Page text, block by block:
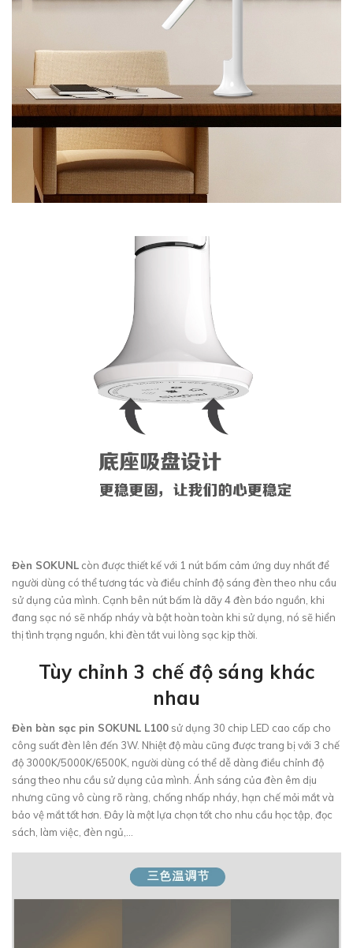
Đèn SOKUNL còn được thiết kế với 1 nút bấm cảm ứng duy nhất để
người dùng có thể tương tác và điều chỉnh độ sáng đèn theo nhu cầu
sử dụng của mình. Cạnh bên nút bấm là dãy 4 đèn báo nguồn, khi
đang sạc nó sẽ nhấp nháy và bật hoàn toàn khi sử dụng, nó sẽ hiển
thị tình trạng nguồn, khi đèn tắt vui lòng sạc kịp thời.
Tùy chỉnh 3 chế độ sáng khác
nhau
Đèn bàn sạc pin SOKUNL L100 sử dụng 30 chip LED cao cấp cho
công suất đèn lên đến 3W. Nhiệt độ màu cũng được trang bị với 3 chế
độ 3000K/5000K/6500K, người dùng có thể dễ dàng điều chỉnh độ
sáng theo nhu cầu sử dụng của mình. Ánh sáng của đèn êm dịu
nhưng cũng vô cùng rõ ràng, chống nhấp nháy, hạn chế mỏi mắt và
bảo vệ mắt tốt hơn. Đây là một lựa chọn tốt cho nhu cầu học tập, đọc
sách, làm việc, đèn ngủ,...